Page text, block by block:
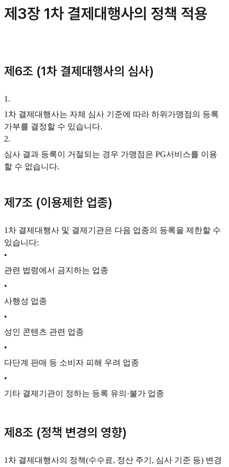
제3장 1차 결제대행사의 정책 적용
제6조 (1차 결제대행사의 심사)
1 .
1차 결제대행사는 자체 심사 기준에 따라 하위가맹점의 등록
가부를 결정할 수 있습니다.
2.
심사 결과 등록이 거절되는 경우 가맹점은 PG서비스를 이용
할 수 없습니다.
제7조 (이용제한 업종)
1차 결제대행사 및 결제기관은 다음 업종의 등록을 제한할 수
있습니다:
•
관련 법령에서 금지하는 업종
•
사행성 업종
•
성인 콘텐츠 관련 업종
•
다단계 판매 등 소비자 피해 우려 업종
•
기타 결제기관이 정하는 등록 유의·불가 업종
제8조 (정책 변경의 영향)
1차 결제대행사의 정책(수수료, 정산 주기, 심사 기준 등) 변경